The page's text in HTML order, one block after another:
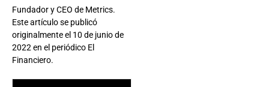
Fundador y CEO de Metrics.
Este artículo se publicó
originalmente el 10 de junio de
2022 en el periódico El
Financiero.